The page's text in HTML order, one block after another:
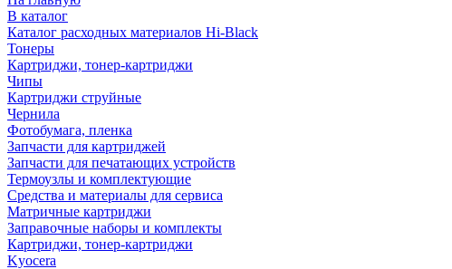
В каталог
Каталог расходных материалов Hi-Black
Тонеры
Картриджи, тонер-картриджи
Чипы
Картриджи струйные
Чернила
Фотобумага, пленка
Запчасти для картриджей
Запчасти для печатающих устройств
Термоузлы и комплектующие
Средства и материалы для сервиса
Матричные картриджи
Заправочные наборы и комплекты
Картриджи, тонер-картриджи
Kyocera